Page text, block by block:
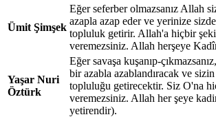
Ümit Şimşek
Eğer seferber olmazsanız Allah
azapla azap eder ve yerinize
topluluk getirir. Allah'a hiçbir
veremezsiniz. Allah herşeye
Yaşar Nuri
Öztürk
Eğer savaşa kuşanıp-
bir azabla azablandıracak ve
topluluğu getirecektir. Siz O'na
veremezsiniz. Allah her şeye
yetirendir).